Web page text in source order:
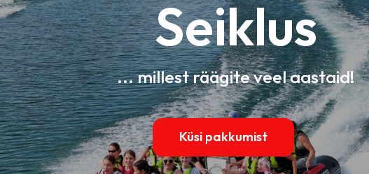
Seiklus
... millest räägite veel aastaid!
Küsi pakkumist